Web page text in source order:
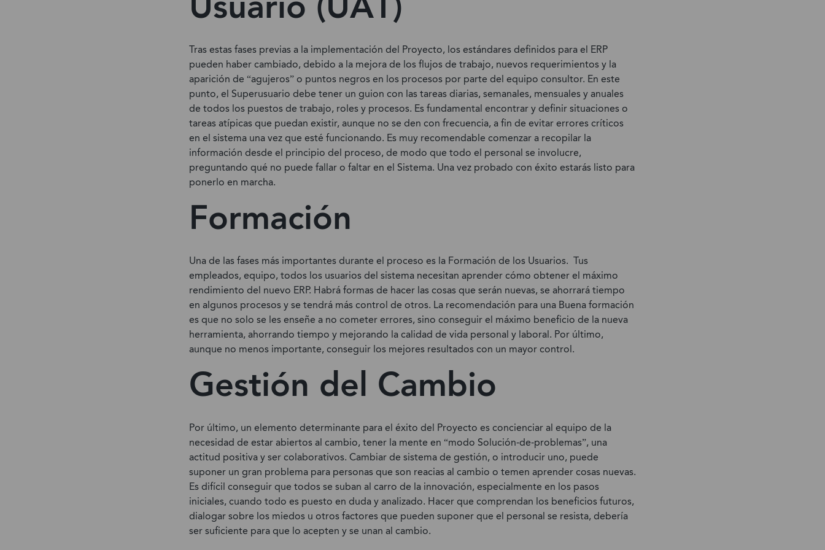
Tras estas fases previas a la implementación del Proyecto, los estándares definidos para el ERP
pueden haber cambiado, debido a la mejora de los flujos de trabajo, nuevos requerimientos y la
aparición de “agujeros” o puntos negros en los procesos por parte del equipo consultor. En este
punto, el Superusuario debe tener un guion con las tareas diarias, semanales, mensuales y anuales
de todos los puestos de trabajo, roles y procesos. Es fundamental encontrar y definir situaciones o
tareas atípicas que puedan existir, aunque no se den con frecuencia, a fin de evitar errores críticos
en el sistema una vez que esté funcionando. Es muy recomendable comenzar a recopilar la
información desde el principio del proceso, de modo que todo el personal se involucre,
preguntando qué no puede fallar o faltar en el Sistema. Una vez probado con éxito estarás listo para
ponerlo en marcha.
Formación
Una de las fases más importantes durante el proceso es la Formación de los Usuarios. Tus
empleados, equipo, todos los usuarios del sistema necesitan aprender cómo obtener el máximo
rendimiento del nuevo ERP. Habrá formas de hacer las cosas que serán nuevas, se ahorrará tiempo
en algunos procesos y se tendrá más control de otros. La recomendación para una Buena formación
es que no solo se les enseñe a no cometer errores, sino conseguir el máximo beneficio de la nueva
herramienta, ahorrando tiempo y mejorando la calidad de vida personal y laboral. Por último,
aunque no menos importante, conseguir los mejores resultados con un mayor control.
Gestión del Cambio
Por último, un elemento determinante para el éxito del Proyecto es concienciar al equipo de la
necesidad de estar abiertos al cambio, tener la mente en “modo Solución-de-problemas”, una
actitud positiva y ser colaborativos. Cambiar de sistema de gestión, o introducir uno, puede
suponer un gran problema para personas que son reacias al cambio o temen aprender cosas nuevas.
Es difícil conseguir que todos se suban al carro de la innovación, especialmente en los pasos
iniciales, cuando todo es puesto en duda y analizado. Hacer que comprendan los beneficios futuros,
dialogar sobre los miedos u otros factores que pueden suponer que el personal se resista, debería
ser suficiente para que lo acepten y se unan al cambio.